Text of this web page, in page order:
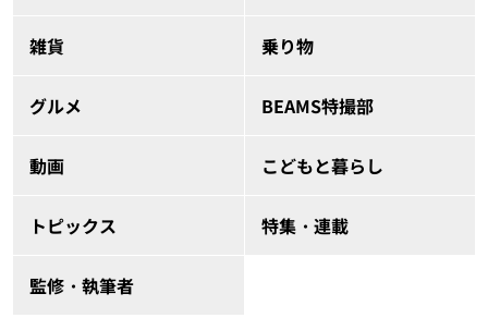
雑貨 乗り物
グルメ BEAMS特撮部
動画 こどもと暮らし
トピックス 特集・連載
監修・執筆者